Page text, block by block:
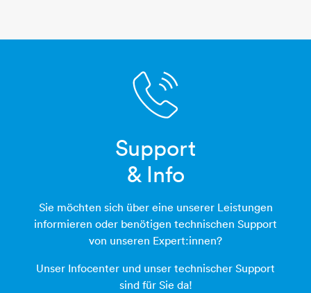
telefonhoerer
Support­
& Info
Sie möchten sich über eine unserer Leistungen
informieren oder benötigen technischen Support
von unseren Expert:innen?
Unser Infocenter und unser technischer Support
sind für Sie da!